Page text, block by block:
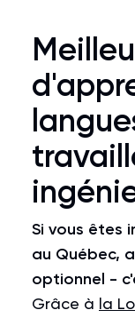
Si vous êtes
au Québec,
optionnel -
Grâce à la